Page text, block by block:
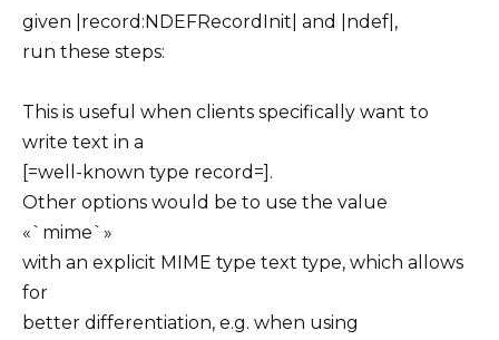
given |record:NDEFRecordInit| and |ndef|,
run these steps:
This is useful when clients specifically want to
write text in a
[=well-known type record=].
Other options would be to use the value
«`mime`»
with an explicit MIME type text type, which allows
for
better differentiation, e.g. when using